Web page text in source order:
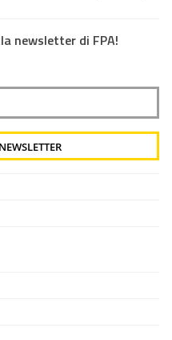
newsletter di FPA!